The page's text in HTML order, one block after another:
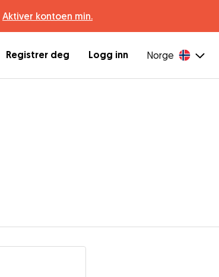
Aktiver kontoen min.
Registrer deg Logg inn Norge